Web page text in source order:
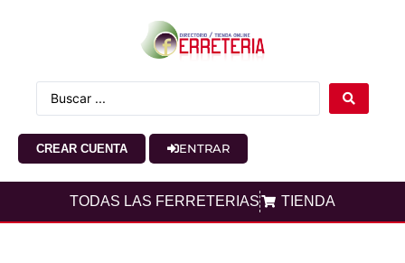
CREAR CUENTA ENTRAR
TODAS LAS FERRETERIAS TIENDA